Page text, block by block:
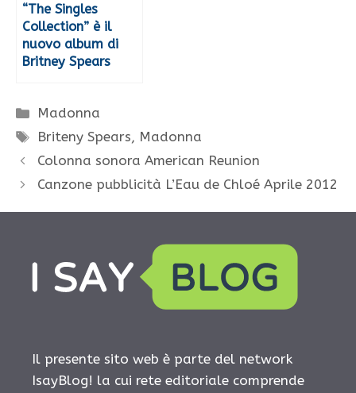
“The Singles
Collection” è il
nuovo album di
Britney Spears
Categorie
Madonna
Tag
Briteny Spears, Madonna
Colonna sonora American Reunion
Canzone pubblicità L’Eau de Chloé Aprile 2012
Il presente sito web è parte del network
IsayBlog! la cui rete editoriale comprende